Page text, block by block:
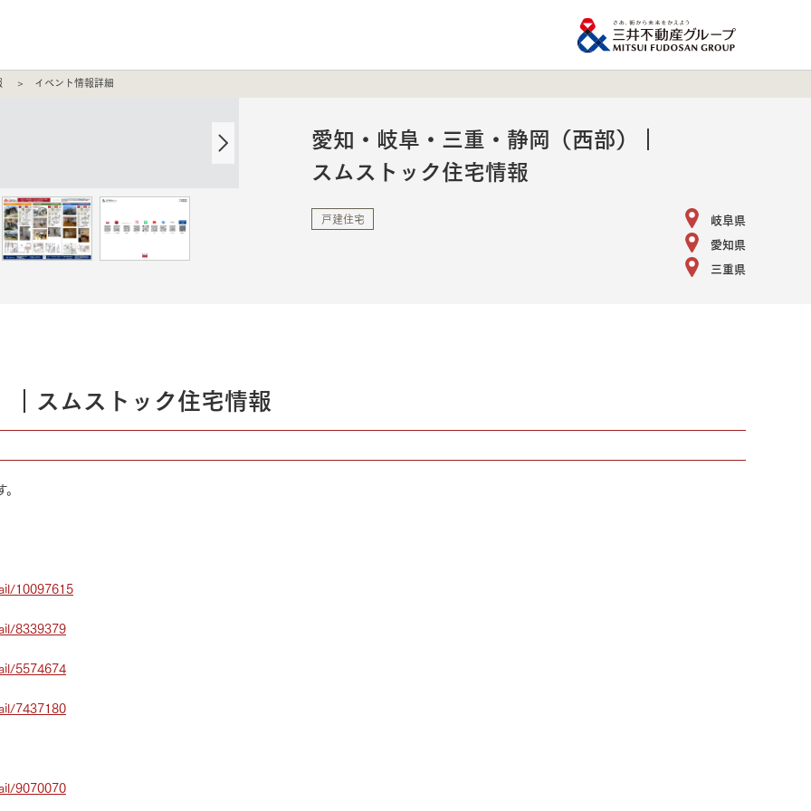
イベント情報詳細
愛知・岐阜・三重・静岡​（西部）​｜
スムストック住宅情報
戸建住宅
岐阜県
愛知県
三重県
スムストック住宅情報
10097615
8339379
5574674
7437180
9070070